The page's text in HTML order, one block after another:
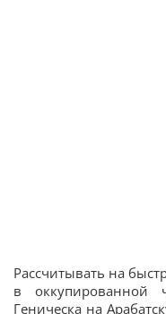
Рассчитывать на
в оккупированной
Геническа на